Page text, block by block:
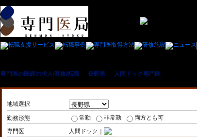
専門医の医師の求人/募集/転職 長野県 人間ドック専門医
地域選択
勤務形態 常勤 非常勤
両方とも可
専門医
人間ドック｜